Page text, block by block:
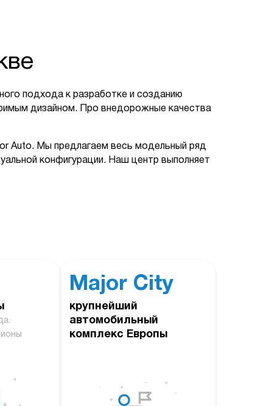
подхода к разработке и созданию
дизайном. Про внедорожные качества
Auto. Мы предлагаем весь модельный ряд
конфигурации. Наш центр выполняет
Major City
крупнейший
автомобильный
комплекс Европы